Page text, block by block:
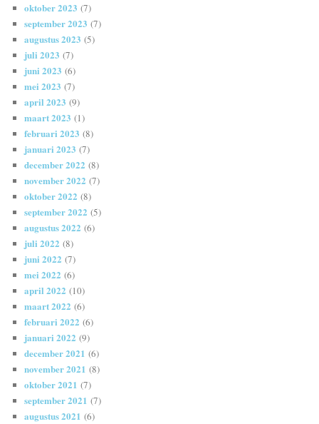
oktober 2023 (7)
september 2023 (7)
augustus 2023 (5)
juli 2023 (7)
juni 2023 (6)
mei 2023 (7)
april 2023 (9)
maart 2023 (1)
februari 2023 (8)
januari 2023 (7)
december 2022 (8)
november 2022 (7)
oktober 2022 (8)
september 2022 (5)
augustus 2022 (6)
juli 2022 (8)
juni 2022 (7)
mei 2022 (6)
april 2022 (10)
maart 2022 (6)
februari 2022 (6)
januari 2022 (9)
december 2021 (6)
november 2021 (8)
oktober 2021 (7)
september 2021 (7)
augustus 2021 (6)